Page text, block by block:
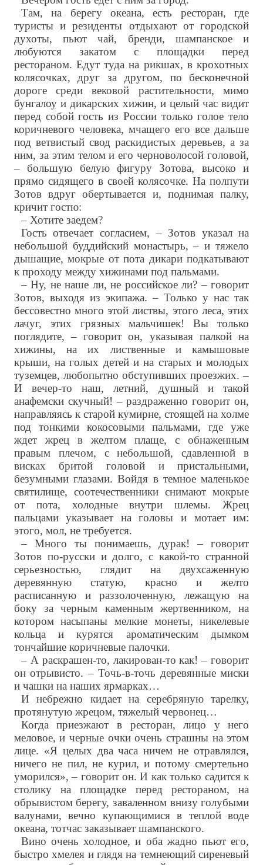
Там, на берегу океана, есть ресторан, где
туристы и резиденты отдыхают от городской
духоты, пьют чай, бренди, шампанское и
любуются закатом с площадки перед
рестораном. Едут туда на рикшах, в крохотных
колясочках, друг за другом, по бесконечной
дороге среди вековой растительности, мимо
бунгалоу и дикарских хижин, и целый час видит
перед собой гость из России только голое тело
коричневого человека, мчащего его все дальше
под ветвистый свод раскидистых деревьев, а за
ним, за этим телом и его черноволосой головой,
– большую белую фигуру Зотова, высоко и
прямо сидящего в своей колясочке. На полпути
Зотов вдруг обертывается и, поднимая палку,
кричит гостю:
– Хотите заедем?
Гость отвечает согласием, – Зотов указал на
небольшой буддийский монастырь, – и тяжело
дышащие, мокрые от пота дикари подкатывают
к проходу между хижинами под пальмами.
– Ну, не наше ли, не российское ли? – говорит
Зотов, выходя из экипажа. – Только у нас так
бессовестно много этой листвы, этого леса, этих
лачуг, этих грязных мальчишек! Вы только
поглядите, – говорит он, указывая палкой на
хижины, на их лиственные и камышовые
крыши, на голых детей и на старых и молодых
туземцев, любопытно обступивших проезжих. –
И вечер-то наш, летний, душный и такой
анафемски скучный! – раздраженно говорит он,
направляясь к старой кумирне, стоящей на холме
под тонкими кокосовыми пальмами, где уже
ждет жрец в желтом плаще, с обнаженным
правым плечом, с небольшой, сдавленной в
висках бритой головой и пристальными,
безумными глазами. Войдя в темное маленькое
святилище, соотечественники снимают мокрые
от пота, холодные внутри шлемы. Жрец
пальцами указывает на головы и мотает им:
этого, мол, не требуется.
– Много ты понимаешь, дурак! – говорит
Зотов по-русски и долго, с какой-то странной
серьезностью, глядит на двухсаженную
деревянную статую, красно и желто
расписанную и раззолоченную, лежащую на
боку за черным каменным жертвенником, на
котором насыпаны мелкие монеты, никелевые
кольца и курятся ароматическим дымком
тончайшие коричневые палочки.
– А раскрашен-то, лакирован-то как! – говорит
он отрывисто. – Точь-в-точь деревянные миски
и чашки на наших ярмарках…
И небрежно кидает на серебряную тарелку,
протянутую жрецом, тяжелый червонец…
Когда приезжают в ресторан, лицо у него
меловое, и черные очки очень страшны на этом
лице. «Я целых два часа ничем не отравлялся,
ничего не пил, не курил, и потому смертельно
уморился», – говорит он. И как только садится к
столику на площадке перед рестораном, на
обрывистом берегу, заваленном внизу голубыми
валунами, вечно купающимися в теплой воде
океана, тотчас заказывает шампанского.
Вино очень холодное, и оба жадно пьют его,
быстро хмелея и глядя на темнеющий сиреневый